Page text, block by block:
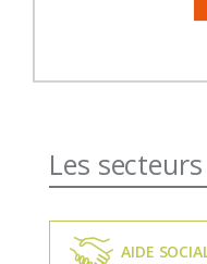
Les
AIDE